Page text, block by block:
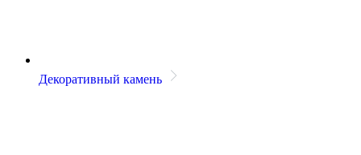
Декоративный камень